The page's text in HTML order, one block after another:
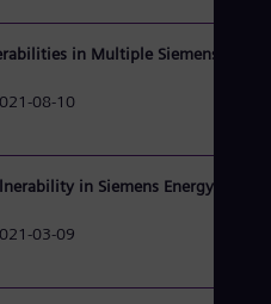
in Multiple Siemens
08-10
in Siemens Energy
03-09